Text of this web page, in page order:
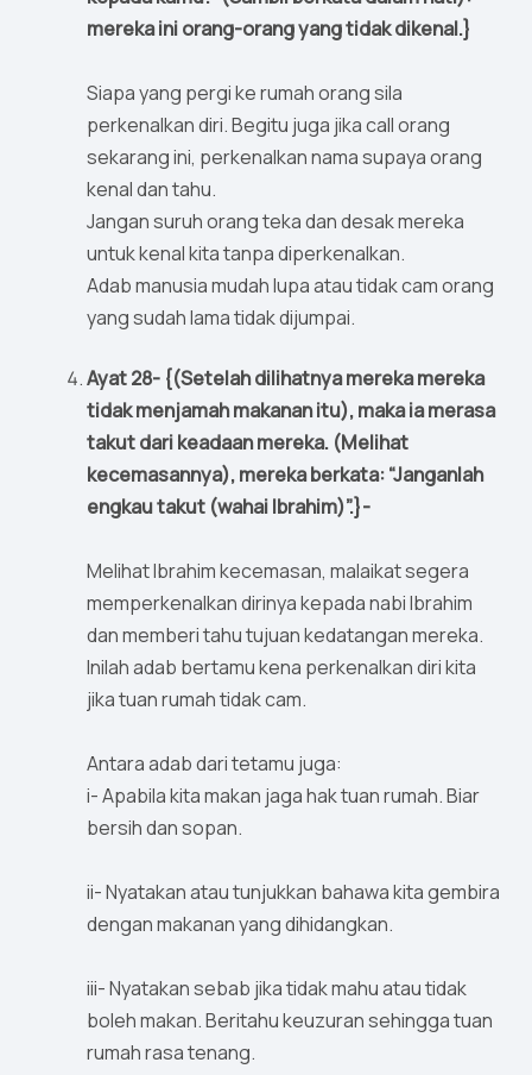
mereka ini orang-orang yang tidak dikenal.}
Siapa yang pergi ke rumah orang sila
perkenalkan diri. Begitu juga jika call orang
sekarang ini, perkenalkan nama supaya orang
kenal dan tahu.
Jangan suruh orang teka dan desak mereka
untuk kenal kita tanpa diperkenalkan.
Adab manusia mudah lupa atau tidak cam orang
yang sudah lama tidak dijumpai.
Ayat 28- {(Setelah dilihatnya mereka mereka
tidak menjamah makanan itu), maka ia merasa
takut dari keadaan mereka. (Melihat
kecemasannya), mereka berkata: “Janganlah
engkau takut (wahai Ibrahim)”.}-
Melihat Ibrahim kecemasan, malaikat segera
memperkenalkan dirinya kepada nabi Ibrahim
dan memberi tahu tujuan kedatangan mereka.
Inilah adab bertamu kena perkenalkan diri kita
jika tuan rumah tidak cam.
Antara adab dari tetamu juga:
i- Apabila kita makan jaga hak tuan rumah. Biar
bersih dan sopan.
ii- Nyatakan atau tunjukkan bahawa kita gembira
dengan makanan yang dihidangkan.
iii- Nyatakan sebab jika tidak mahu atau tidak
boleh makan. Beritahu keuzuran sehingga tuan
rumah rasa tenang.